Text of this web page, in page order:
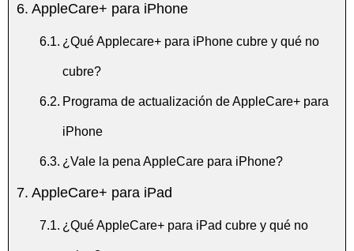
AppleCare+ para iPhone
¿Qué Applecare+ para iPhone cubre y qué no
cubre?
Programa de actualización de AppleCare+ para
iPhone
¿Vale la pena AppleCare para iPhone?
AppleCare+ para iPad
¿Qué AppleCare+ para iPad cubre y qué no